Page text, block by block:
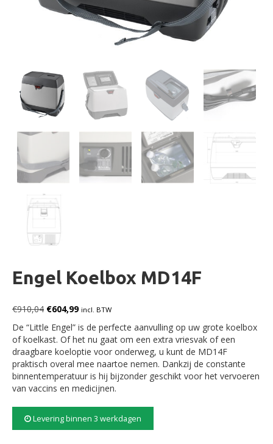
Engel Koelbox MD14F
€910,04 Oorspronkelijke prijs was: €910,04.
€604,99Huidige prijs is: €604,99.
incl. BTW
De “Little Engel” is de perfecte aanvulling op uw grote koelbox
of koelkast. Of het nu gaat om een ​​extra vriesvak of een
draagbare koeloptie voor onderweg, u kunt de MD14F
praktisch overal mee naartoe nemen. Dankzij de constante
binnentemperatuur is hij bijzonder geschikt voor het vervoeren
van vaccins en medicijnen.
Levering binnen 3 werkdagen